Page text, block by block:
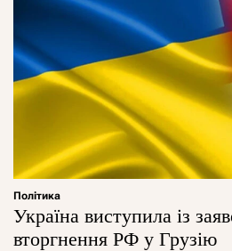
Політика
Україна виступила із
вторгнення РФ у Грузію